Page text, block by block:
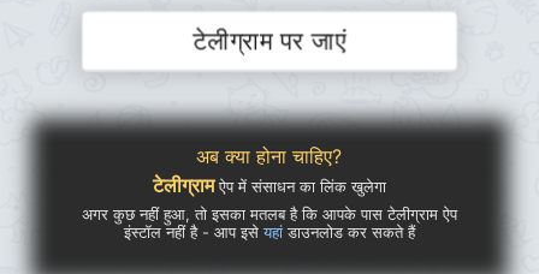
टेलीग्राम पर जाएं
अब क्या होना चाहिए?
टेलीग्रामऐप में संसाधन का लिंक खुलेगा
अगर कुछ नहीं हुआ, तो इसका मतलब है कि आपके पास टेलीग्राम ऐप
इंस्टॉल नहीं है - आप इसेयहांडाउनलोड कर सकते हैं